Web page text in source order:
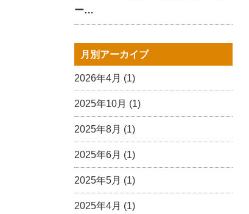
ー…
月別アーカイブ
2026年4月 (1)
2025年10月 (1)
2025年8月 (1)
2025年6月 (1)
2025年5月 (1)
2025年4月 (1)